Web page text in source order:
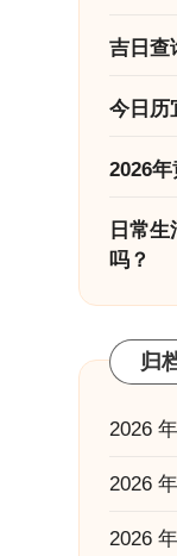
吉日查
今日历
2026
日常
吗？
归
2026
2026
2026